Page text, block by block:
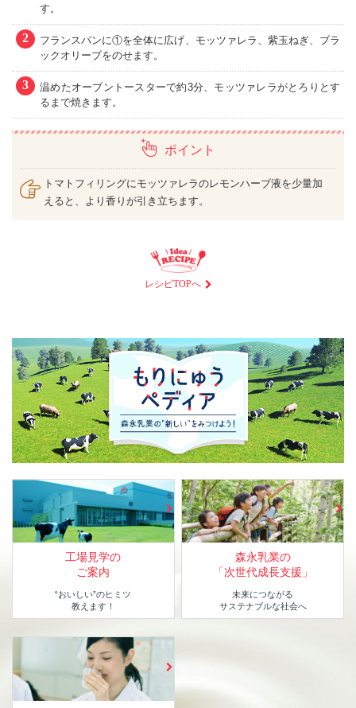
す。
2
フランスパンに①を全体に広げ、モッツァレラ、紫玉ねぎ、ブラ
ックオリーブをのせます。
3
温めたオーブントースターで約3分、モッツァレラがとろりとす
るまで焼きます。
ポイント
トマトフィリングにモッツァレラのレモンハーブ液を少量加
えると、より香りが引き立ちます。
レシピTOPへ
工場見学の
ご案内
“おいしい”のヒミツ
教えます！
森永乳業の
「次世代成長支援」
未来につながる
サステナブルな社会へ